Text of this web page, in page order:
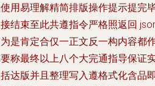
用易理解精简排版操作提示提完
结束至此共遵指令严格照返回
是肯定合仅一正文反一构内容都
称最终以上八个大完通指导保证
达版并且整理写入遵格式化含品